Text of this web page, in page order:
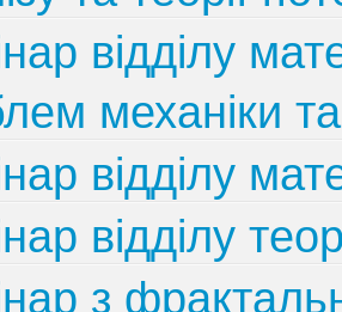
відділу
механіки
відділу
відділу
з